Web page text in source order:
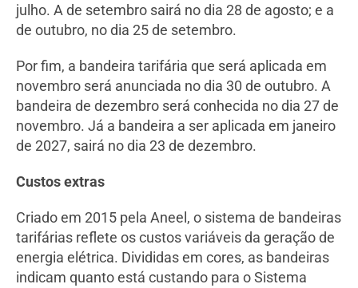
julho. A de setembro sairá no dia 28 de agosto; e a
de outubro, no dia 25 de setembro.
Por fim, a bandeira tarifária que será aplicada em
novembro será anunciada no dia 30 de outubro. A
bandeira de dezembro será conhecida no dia 27 de
novembro. Já a bandeira a ser aplicada em janeiro
de 2027, sairá no dia 23 de dezembro.
Custos extras
Criado em 2015 pela Aneel, o sistema de bandeiras
tarifárias reflete os custos variáveis da geração de
energia elétrica. Divididas em cores, as bandeiras
indicam quanto está custando para o Sistema